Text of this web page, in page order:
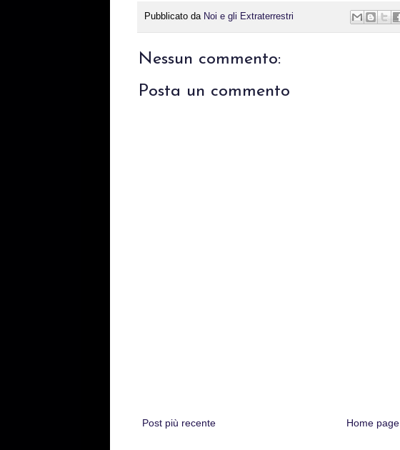
Pubblicato da Noi e gli Extraterrestri
Nessun commento:
Posta un commento
Post più recente Home page